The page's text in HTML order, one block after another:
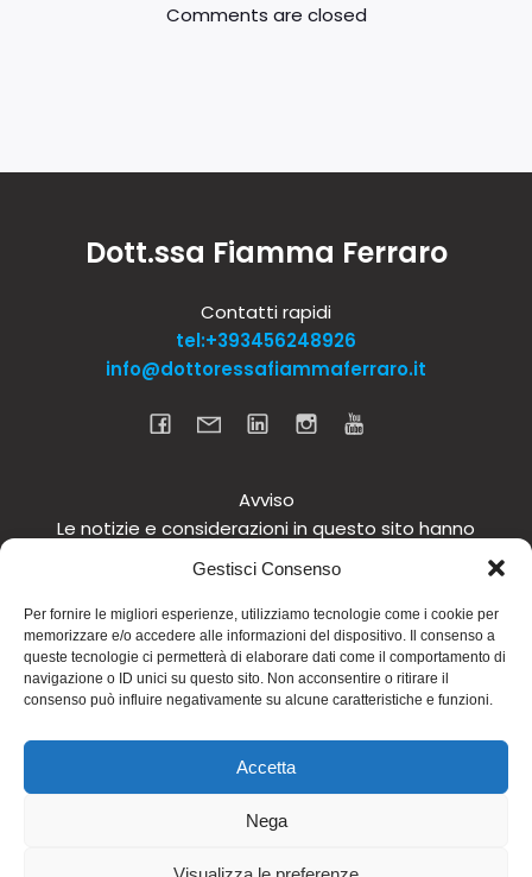
Gestisci Consenso
Per fornire le migliori esperienze, utilizziamo tecnologie come i cookie per
memorizzare e/o accedere alle informazioni del dispositivo. Il consenso a
queste tecnologie ci permetterà di elaborare dati come il comportamento di
navigazione o ID unici su questo sito. Non acconsentire o ritirare il
consenso può influire negativamente su alcune caratteristiche e funzioni.
Accetta
Nega
Comments are closed
Dott.ssa Fiamma Ferraro
Contatti rapidi
tel:+393456248926
info@dottoressafiammaferraro.it
Avviso
Le notizie e considerazioni in questo sito hanno
carattere informativo generale e non intendono in
non intraprendere o interrompere alcuna terapia o
assunzione o cambiamento di integratori o
tantomeno medicinali (nemmeno “naturali”) senza
una preventiva consultazione del proprio medico.
sito. Non si risponde inoltre in alcun modo in relazione
quali si rinvia.